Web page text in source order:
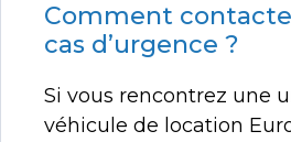
Comment
cas d’urgence ?
Si vous rencontrez une
véhicule de location